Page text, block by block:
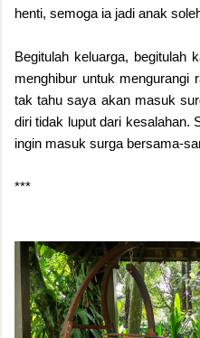
henti, semoga ia jadi anak
Begitulah keluarga, begitulah
menghibur untuk mengurangi
tak tahu saya akan masuk
diri tidak luput dari kesalahan.
ingin masuk surga bersama-
***